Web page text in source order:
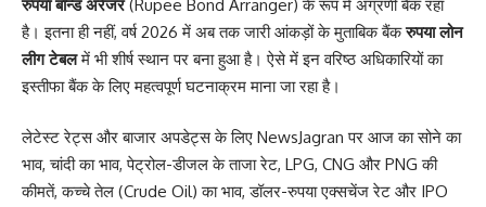
रुपया बॉन्ड अरेंजर(Rupee Bond Arranger) के रूप में अग्रणी बैंक रहा
है। इतना ही नहीं, वर्ष 2026 में अब तक जारी आंकड़ों के मुताबिक बैंकरुपया लोन
लीग टेबलमें भी शीर्ष स्थान पर बना हुआ है। ऐसे में इन वरिष्ठ अधिकारियों का
इस्तीफा बैंक के लिए महत्वपूर्ण घटनाक्रम माना जा रहा है।
लेटेस्ट रेट्स और बाजार अपडेट्स के लिए NewsJagran पर आज कासोने का
भाव,चांदी का भाव,पेट्रोल-डीजल के ताजा रेट, LPG, CNG और PNG की
कीमतें,कच्चे तेल (Crude Oil) का भाव,डॉलर-रुपया एक्सचेंज रेट और IPO